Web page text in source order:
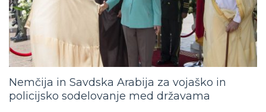
Nemčija in Savdska Arabija za vojaško in
policijsko sodelovanje med državama